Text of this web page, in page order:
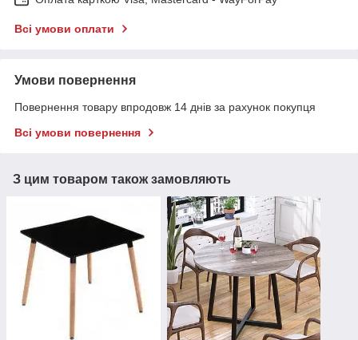
Всі умови оплати
Умови повернення
Повернення товару впродовж 14 днів за рахунок покупця
Всі умови повернення
З цим товаром також замовляють